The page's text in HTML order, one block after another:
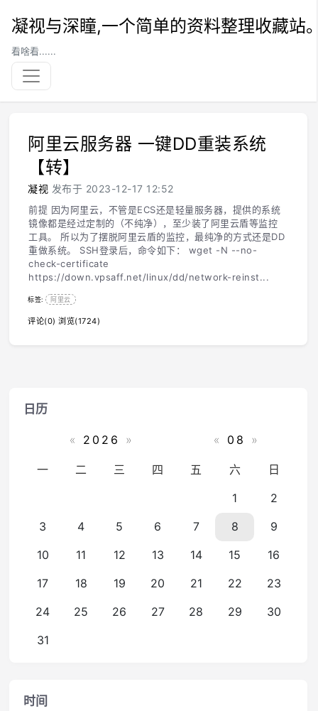
凝视与深瞳,一个简单的资料整理收藏站
看啥看......
阿里云服务器 一键DD重装系统
【转】
凝视 发布于 2023-12-17 12:52
前提 因为阿里云，不管是ECS还是轻量服务器，提供的系统
镜像都是经过定制的（不纯净），至少装了阿里云盾等监控
工具。 所以为了摆脱阿里云盾的监控，最纯净的方式还是DD
重做系统。 SSH登录后，命令如下： wget -N --no-
check-certificate
https://down.vpsaff.net/linux/dd/network-reinst...
标签: 阿里云
评论(0) 浏览(1724)
日历
« 2026 » « 08 »
一 二 三 四 五 六
日
1
2
3
4 5 6 7 8
9
10
11 12 13 14 15
16
17
18 19 20 21 22
23
24
25 26 27 28 29
30
31
时间